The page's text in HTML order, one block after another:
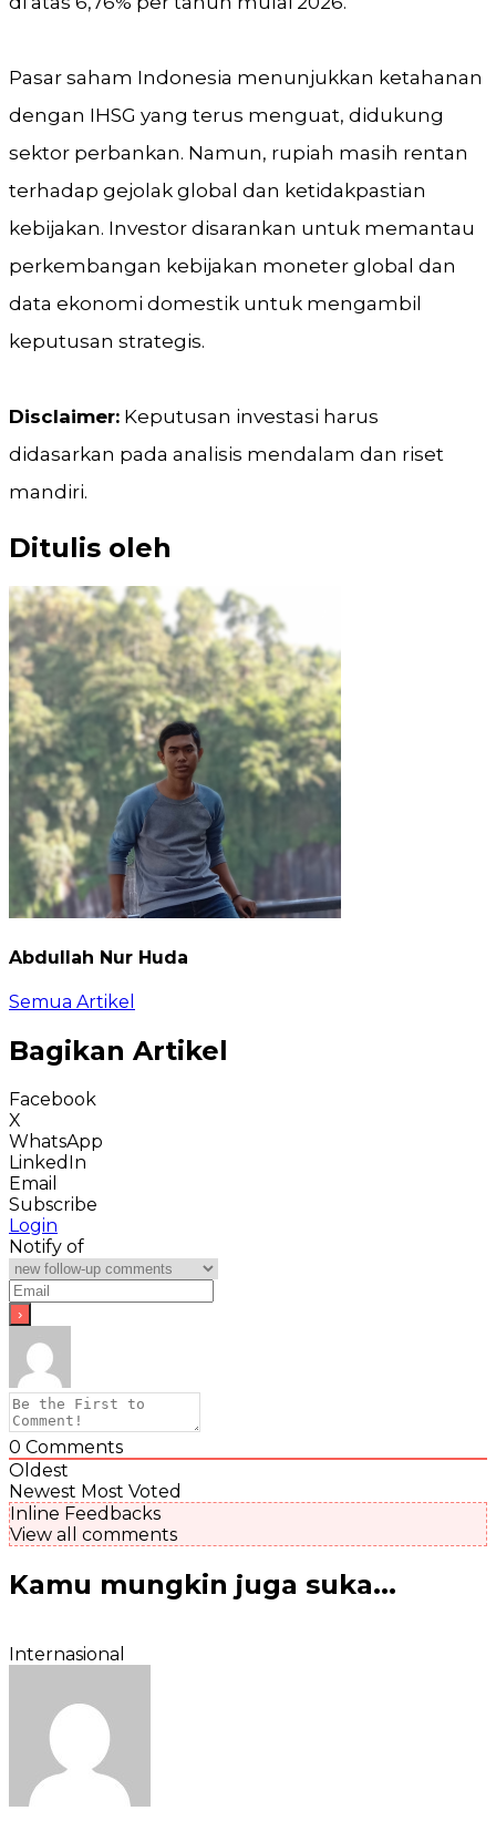
Pasar saham Indonesia menunjukkan ketahanan
dengan IHSG yang terus menguat, didukung
sektor perbankan. Namun, rupiah masih rentan
terhadap gejolak global dan ketidakpastian
kebijakan. Investor disarankan untuk memantau
perkembangan kebijakan moneter global dan
data ekonomi domestik untuk mengambil
keputusan strategis.
Disclaimer: Keputusan investasi harus
didasarkan pada analisis mendalam dan riset
mandiri.
Ditulis oleh
Abdullah Nur Huda
Semua Artikel
Bagikan Artikel
Facebook
X
WhatsApp
LinkedIn
Email
Subscribe
Login
Notify of
0 Comments
Oldest
Newest Most Voted
Inline Feedbacks
View all comments
Kamu mungkin juga suka...
Internasional